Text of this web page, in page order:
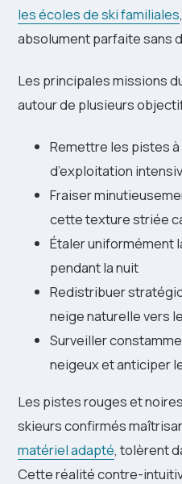
les écoles de ski familiales
absolument parfaite sans
Les principales missions
autour de plusieurs
Remettre les pistes
d’exploitation
Fraiser
cette texture striée
Étaler uniformément
pendant la nuit
Redistribuer
neige naturelle vers
Surveiller
neigeux et anticiper
Les pistes rouges et
skieurs confirmés
matériel adapté, tolèrent
Cette réalité contre-